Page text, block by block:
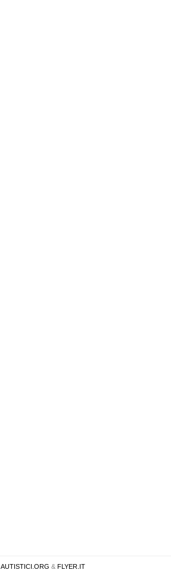
AUTISTICI.ORG & FLYER.IT